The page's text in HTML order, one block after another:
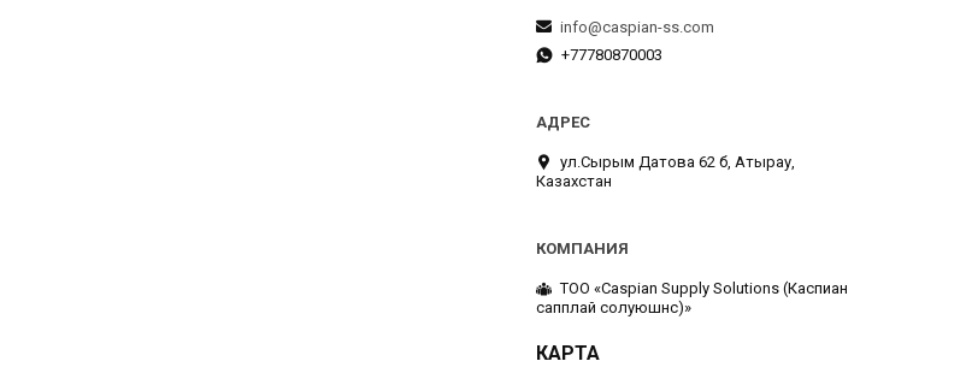
info@caspian-ss.com
+77780870003
ул.Сырым Датова 62 б, Атырау,
Казахстан
ТОО «Caspian Supply Solutions (Каспиан
сапплай солуюшнс)»
КАРТА